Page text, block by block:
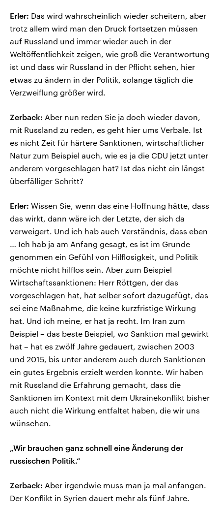
Erler: Das wird wahrscheinlich wieder scheitern, aber
trotz allem wird man den Druck fortsetzen müssen
auf Russland und immer wieder auch in der
Weltöffentlichkeit zeigen, wie groß die Verantwortung
ist und dass wir Russland in der Pflicht sehen, hier
etwas zu ändern in der Politik, solange täglich die
Verzweiflung größer wird.
Zerback: Aber nun reden Sie ja doch wieder davon,
mit Russland zu reden, es geht hier ums Verbale. Ist
es nicht Zeit für härtere Sanktionen, wirtschaftlicher
Natur zum Beispiel auch, wie es ja die CDU jetzt unter
anderem vorgeschlagen hat? Ist das nicht ein längst
überfälliger Schritt?
Erler: Wissen Sie, wenn das eine Hoffnung hätte, dass
das wirkt, dann wäre ich der Letzte, der sich da
verweigert. Und ich hab auch Verständnis, dass eben
… Ich hab ja am Anfang gesagt, es ist im Grunde
genommen ein Gefühl von Hilflosigkeit, und Politik
möchte nicht hilflos sein. Aber zum Beispiel
Wirtschaftssanktionen: Herr Röttgen, der das
vorgeschlagen hat, hat selber sofort dazugefügt, das
sei eine Maßnahme, die keine kurzfristige Wirkung
hat. Und ich meine, er hat ja recht. Im Iran zum
Beispiel – das beste Beispiel, wo Sanktion mal gewirkt
hat – hat es zwölf Jahre gedauert, zwischen 2003
und 2015, bis unter anderem auch durch Sanktionen
ein gutes Ergebnis erzielt werden konnte. Wir haben
mit Russland die Erfahrung gemacht, dass die
Sanktionen im Kontext mit dem Ukrainekonflikt bisher
auch nicht die Wirkung entfaltet haben, die wir uns
wünschen.
„Wir brauchen ganz schnell eine Änderung der
russischen Politik.“
Zerback: Aber irgendwie muss man ja mal anfangen.
Der Konflikt in Syrien dauert mehr als fünf Jahre.